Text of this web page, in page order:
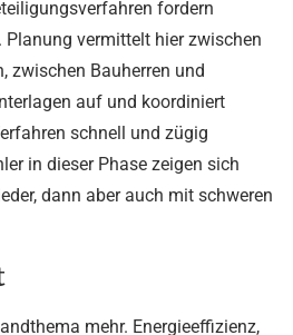
fordern
vermittelt hier zwischen
zwischen Bauherren und
auf und koordiniert
schnell und zügig
in dieser Phase zeigen sich
dann aber auch mit schweren
mehr. Energieeffizienz,